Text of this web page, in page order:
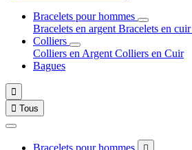
Bracelets pour hommes
Bracelets en argent Bracelets en cuir
Colliers
Colliers en Argent Colliers en Cuir
Bagues

 Tous
Bracelets pour hommes